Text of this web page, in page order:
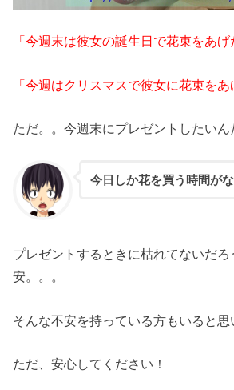
「今週末は彼女の誕生日で花束をあげ
「今週はクリスマスで彼女に花束をあ
ただ。。今週末にプレゼントしたいん
今日しか花を買う時間がな
プレゼントするときに枯れてないだろ
安。。。
そんな不安を持っている方もいると思
ただ、安心してください！